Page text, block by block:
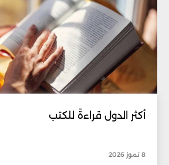
أكثر الدول قراءةً للكتب
8 تموز 2026